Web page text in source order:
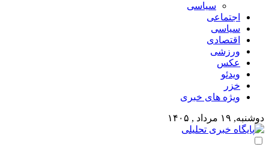
سیاسی
اجتماعی
سیاسی
اقتصادی
ورزشی
عکس
ویدئو
خزر
ویژه های خبری
دوشنبه, ۱۹ مرداد , ۱۴۰۵